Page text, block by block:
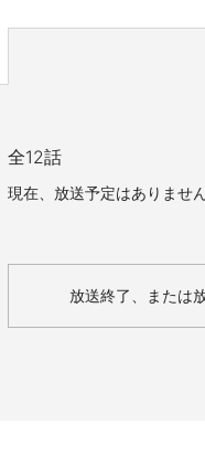
全12話
現在、放送予定はありません
放送終了、または